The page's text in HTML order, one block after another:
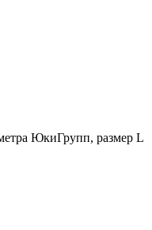
ЮкиГрупп, размер L